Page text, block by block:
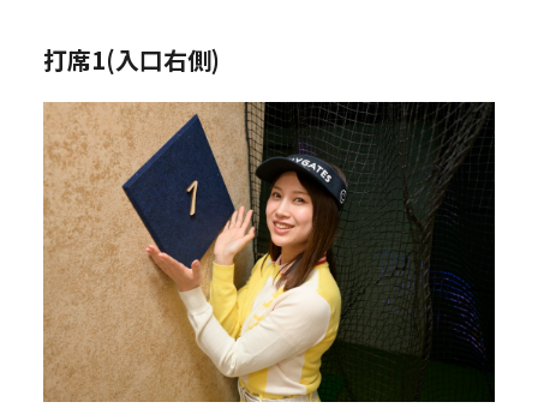
打席1(入口右側)